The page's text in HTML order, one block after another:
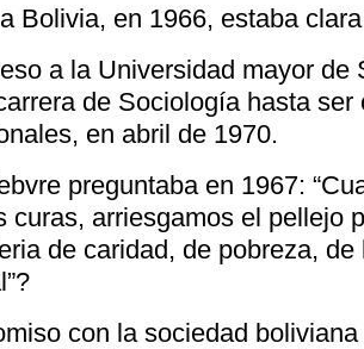
Bolivia, en 1966, estaba
a la Universidad mayor de
de Sociología hasta ser
en abril de 1970.
preguntaba en 1967:
curas, arriesgamos el pellejo
de caridad, de pobreza,
con la sociedad